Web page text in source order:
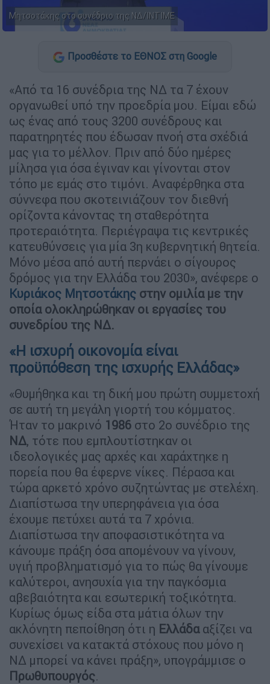
Μητσοτάκης στο συνέδριο της ΝΔ/ΙΝΤΙΜΕ
Προσθέστε το ΕΘΝΟΣ στη Google
«Από τα 16 συνέδρια της ΝΔ τα 7 έχουν
οργανωθεί υπό την προεδρία μου. Είμαι εδώ
ως ένας από τους 3200 συνέδρους και
παρατηρητές που έδωσαν πνοή στα σχέδιά
μας για το μέλλον. Πριν από δύο ημέρες
μίλησα για όσα έγιναν και γίνονται στον
τόπο με εμάς στο τιμόνι. Αναφέρθηκα στα
σύννεφα που σκοτεινιάζουν τον διεθνή
ορίζοντα κάνοντας τη σταθερότητα
προτεραιότητα. Περιέγραψα τις κεντρικές
κατευθύνσεις για μία 3η κυβερνητική θητεία.
Μόνο μέσα από αυτή περνάει ο σίγουρος
δρόμος για την Ελλάδα του 2030», ανέφερε ο
Κυριάκος Μητσοτάκης στην ομιλία με την
οποία ολοκληρώθηκαν οι εργασίες του
συνεδρίου της ΝΔ.
«Η ισχυρή οικονομία είναι
προϋπόθεση της ισχυρής Ελλάδας»
«Θυμήθηκα και τη δική μου πρώτη συμμετοχή
σε αυτή τη μεγάλη γιορτή του κόμματος.
Ήταν το μακρινό 1986 στο 2ο συνέδριο της
ΝΔ, τότε που εμπλουτίστηκαν οι
ιδεολογικές μας αρχές και χαράχτηκε η
πορεία που θα έφερνε νίκες. Πέρασα και
τώρα αρκετό χρόνο συζητώντας με στελέχη.
Διαπίστωσα την υπερηφάνεια για όσα
έχουμε πετύχει αυτά τα 7 χρόνια.
Διαπίστωσα την αποφασιστικότητα να
κάνουμε πράξη όσα απομένουν να γίνουν,
υγιή προβληματισμό για το πώς θα γίνουμε
καλύτεροι, ανησυχία για την παγκόσμια
αβεβαιότητα και εσωτερική τοξικότητα.
Κυρίως όμως είδα στα μάτια όλων την
ακλόνητη πεποίθηση ότι η Ελλάδααξίζει να
συνεχίσει να κατακτά στόχους που μόνο η
ΝΔ μπορεί να κάνει πράξη», υπογράμμισε ο
Πρωθυπουργός.